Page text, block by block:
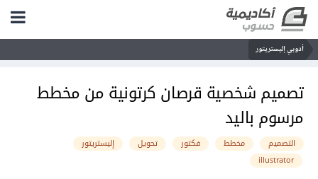
أدوبي إليستريتور
تصميم شخصية قرصان كرتونية من مخطط
مرسوم باليد
التصميم مخطط فكتور تحويل
إليستريتور
illustrator